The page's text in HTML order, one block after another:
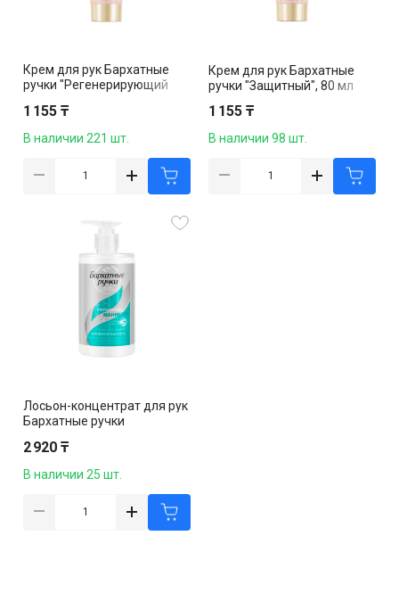
Крем для рук Бархатные
ручки "Регенерирующий
1 155 ₸
В наличии 221 шт.
Крем для рук Бархатные
ручки "Защитный", 80 мл
1 155 ₸
В наличии 98 шт.
Лосьон-концентрат для рук
Бархатные ручки
2 920 ₸
В наличии 25 шт.